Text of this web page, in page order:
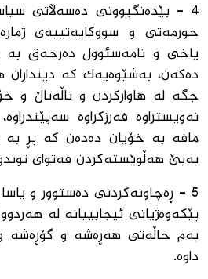
4 - بێدەنگبوونی دەسەڵاتی
حورمەتی و سووکایەتییه‌ی
یاخی و نامەسئوول دەرحەق بە
دەکەن، بەشێوەیەک کە دینداران
جگە لە هاوارکردن و ناڵەناڵ و
نەویستراوە فەرزکراوە
مافە بە خۆیان دەدەن کە پڕ بە
بەبێ هەڵوێستەکردن فەتوای
5 - ڕەچاونەکردنی دەستوور و
پێکەوەژیانی ئیجابییانە لە
بەم حاڵەتی هەڕەشە و گۆڕەشە
داوه‌.